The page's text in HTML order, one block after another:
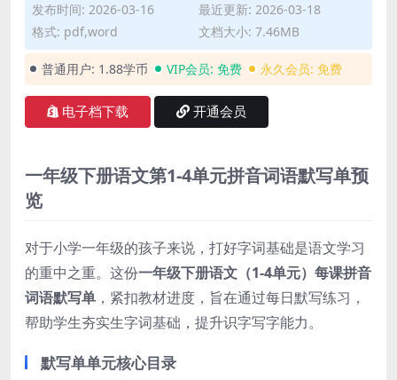
发布时间: 2026-03-16
最近更新: 2026-03-18
格式: pdf,word
文档大小: 7.46MB
普通用户: 1.88学币 VIP会员: 免费 永久会员: 免费
电子档下载 开通会员
一年级下册语文第1-4单元拼音词语默写单预
览
对于小学一年级的孩子来说，打好字词基础是语文学习
的重中之重。这份一年级下册语文（1-4单元）每课拼音
词语默写单 ，紧扣教材进度，旨在通过每日默写练习，
帮助学生夯实生字词基础，提升识字写字能力。
默写单单元核心目录